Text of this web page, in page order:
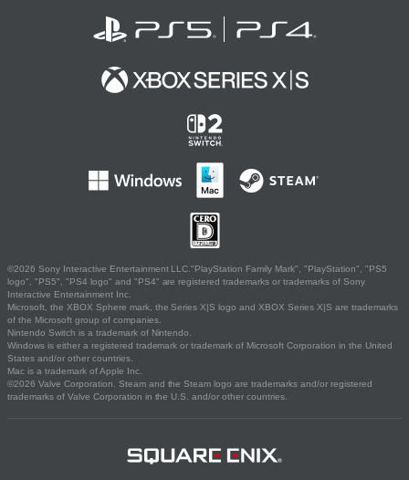
©2026 Sony Interactive Entertainment LLC."PlayStation Family Mark", "PlayStation", "PS5
logo", "PS5", "PS4 logo" and "PS4" are registered trademarks or trademarks of Sony
Interactive Entertainment Inc.
Microsoft, the XBOX Sphere mark, the Series X|S logo and XBOX Series X|S are trademarks
of the Microsoft group of companies.
Nintendo Switch is a trademark of Nintendo.
Windows is either a registered trademark or trademark of Microsoft Corporation in the United
States and/or other countries.
Mac is a trademark of Apple Inc.
©2026 Valve Corporation. Steam and the Steam logo are trademarks and/or registered
trademarks of Valve Corporation in the U.S. and/or other countries.